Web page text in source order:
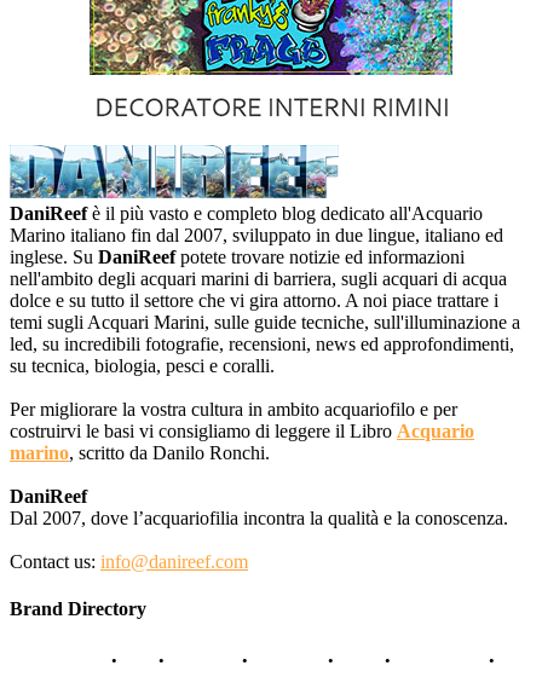
DaniReefè il più vasto e completo blog dedicato all'Acquario
Marino italiano fin dal 2007, sviluppato in due lingue, italiano ed
inglese. Su DaniReefpotete trovare notizie ed informazioni
nell'ambito degli acquari marini di barriera, sugli acquari di acqua
dolce e su tutto il settore che vi gira attorno. A noi piace trattare i
temi sugli Acquari Marini, sulle guide tecniche, sull'illuminazione a
led, su incredibili fotografie, recensioni, news ed approfondimenti,
su tecnica, biologia, pesci e coralli.
Per migliorare la vostra cultura in ambito acquariofilo e per
costruirvi le basi vi consigliamo di leggere il Libro Acquario
marino, scritto da Danilo Ronchi.
DaniReef
Dal 2007, dove l’acquariofilia incontra la qualità e la conoscenza.
Contact us: info@danireef.com
Brand Directory
• • • • • •